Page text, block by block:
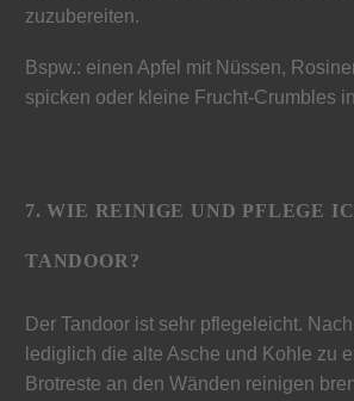
zuzubereiten.
Bspw.: einen Apfel mit Nüssen,
spicken oder kleine Frucht-Crumbles
7. WIE REINIGE UND PFLEGE
TANDOOR?
Der Tandoor ist sehr pflegeleicht.
lediglich die alte Asche und Kohle zu
Brotreste an den Wänden reinigen